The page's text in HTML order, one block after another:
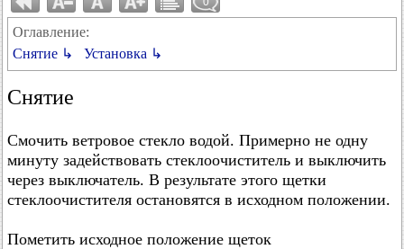
Оглавление:
Снятие ↳
Установка ↳
Снятие
Смочить ветровое стекло водой. Примерно не одну
минуту задействовать стеклоочиститель и выключить
через выключатель. В результате этого щетки
стеклоочистителя остановятся в исходном положении.
Пометить исходное положение щеток